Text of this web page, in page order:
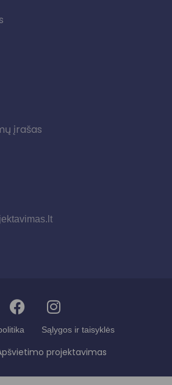
įrašas
Sąlygos ir taisyklės
projektavimas